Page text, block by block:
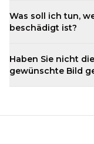
Was soll ich tun,
beschädigt ist?
Haben Sie nicht
gewünschte Bild